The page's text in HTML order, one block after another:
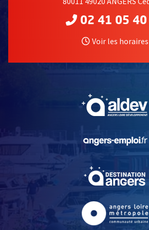
02 41 05 40
Voir les horaires